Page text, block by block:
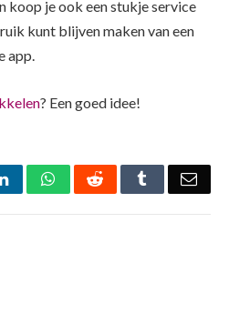
koop je ook een stukje service
kunt blijven maken van een
app.
? Een goed idee!
LinkedInWhatsAppReddit Tumblr